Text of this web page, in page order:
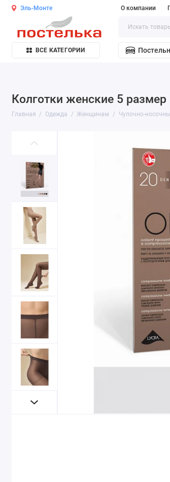
Эль-Монте О компании
ВСЕ КАТЕГОРИИ
Колготки женские 5 размер
Главная Одежда Женщинам Чулочно-